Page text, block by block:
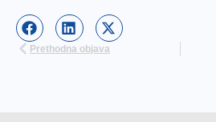
Prethodna objava